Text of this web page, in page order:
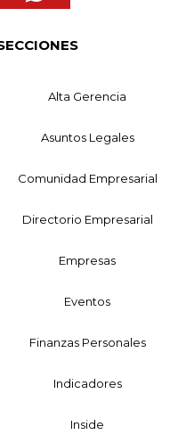
Alta Gerencia
Asuntos Legales
Comunidad Empresarial
Directorio Empresarial
Empresas
Eventos
Finanzas Personales
Indicadores
Inside